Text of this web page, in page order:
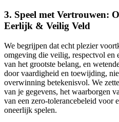
3. Speel met Vertrouwen:
Eerlijk & Veilig Veld
We begrijpen dat echt plezier
omgeving die veilig, respectvol en
van het grootste belang, en
door vaardigheid en toewijding,
overwinning betekenisvol. We
van je gegevens, het waarborgen
van een zero-tolerancebeleid voor
oneerlijk spelen.